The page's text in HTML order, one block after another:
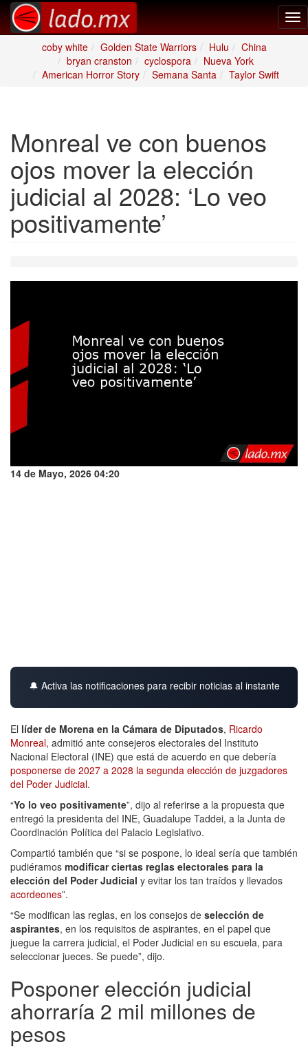
coby white
Golden State Warriors Hulu
China
bryan cranston
cyclospora
Nueva York
American Horror Story
Semana Santa Taylor Swift
Monreal ve con buenos
ojos mover la elección
judicial al 2028: ‘Lo veo
positivamente’
14 de Mayo, 2026 04:20
🔔 Activa las notificaciones para recibir noticias al instante
El líder de Morena en la Cámara de Diputados, Ricardo
Monreal, admitió ante consejeros electorales del Instituto
Nacional Electoral (INE) que está de acuerdo en que debería
posponerse de 2027 a 2028 la segunda elección de juzgadores
del Poder Judicial.
“Yo lo veo positivamente”, dijo al referirse a la propuesta que
entregó la presidenta del INE, Guadalupe Taddei, a la Junta de
Coordinación Política del Palacio Legislativo.
Compartió también que “si se pospone, lo ideal sería que también
pudiéramos modificar ciertas reglas electorales para la
elección del Poder Judicial y evitar los tan traídos y llevados
acordeones”.
“Se modifican las reglas, en los consejos de selección de
aspirantes, en los requisitos de aspirantes, en el papel que
juegue la carrera judicial, el Poder Judicial en su escuela, para
seleccionar jueces. Se puede”, dijo.
Posponer elección judicial
ahorraría 2 mil millones de
pesos